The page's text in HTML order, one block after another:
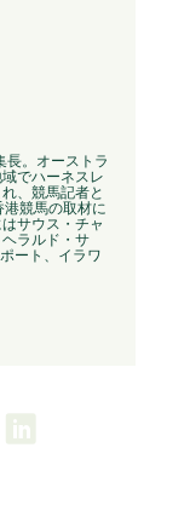
。オーストラ
でハーネスレ
、競馬記者と
競馬の取材に
サウス・チャ
ラルド・サ
ート、イラワ